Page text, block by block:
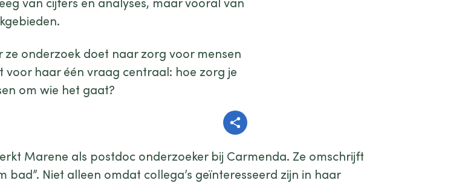
onderzoek doet naar zorg voor mensen
haar één vraag centraal: hoe zorg je
om wie het gaat?
Delen
Marene als postdoc onderzoeker bij Carmenda. Ze omschrijft
bad”. Niet alleen omdat collega’s geïnteresseerd zijn in haar